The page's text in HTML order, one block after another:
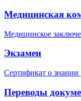
Медицинская
Медицинское
Экзамен
Сертификат о знании
Переводы